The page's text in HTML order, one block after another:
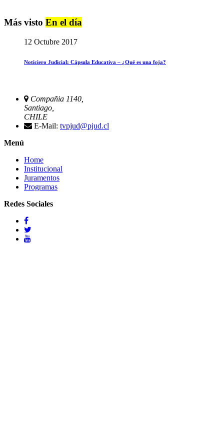
Más visto En el día
12 Octubre 2017
Noticiero Judicial: Cápsula Educativa – ¿Qué es una foja?
Compañia 1140,
Santiago,
CHILE
E-Mail: tvpjud@pjud.cl
Menú
Home
Institucional
Juramentos
Programas
Redes Sociales